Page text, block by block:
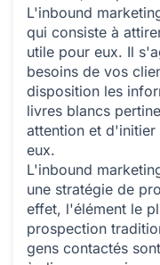
L'inbound
qui consiste à
utile pour eux. Il
besoins de vos
disposition les
livres blancs
attention et
eux.
L'inbound
une stratégie de
effet, l'élément le
prospection
gens contactés